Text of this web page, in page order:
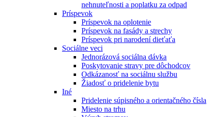
nehnuteľnosti a poplatku za odpad
Príspevok
Príspevok na oplotenie
Príspevok na fasády a strechy
Príspevok pri narodení dieťaťa
Sociálne veci
Jednorázová sociálna dávka
Poskytovanie stravy pre dôchodcov
Odkázanosť na sociálnu službu
Žiadosť o pridelenie bytu
Iné
Pridelenie súpisného a orientačného čísla
Miesto na trhu